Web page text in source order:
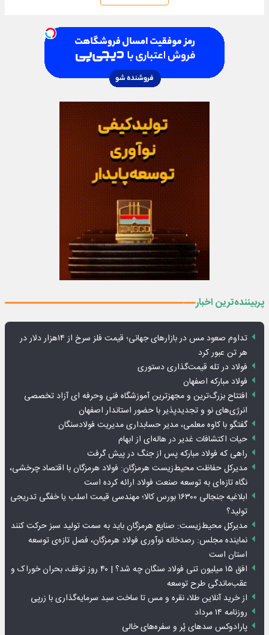
پربیننده‌ترین اخبار
تداوم صعود مس در بازارهای جهانی؛ قیمت فلز سرخ از ۱۴هزار دلار در
هر تن عبور کرد
فولاد در تله قیمت‌گذاری دستوری
فولاد مبارکه اصفهان
افتتاح بزرگ‌ترین و مجهزترین آموزشگاه فنی وحرفه ای آزاد تخصصی
انرژی‌های نو و تجدیدپذیر با حضور استاندار اصفهان
گفتگو با کاوه معلمی، مدیر حسابداری مدیریت فولادسنگان
حیات اکتشافات غدیر در هاله‌ای از ابهام
راهی که فولاد مبارکه پس از جنگ در پیش گرفت
مدیرکل حفاظت محیط‌زیست هرمزگان: فولاد هرمزگان با اقتصاد چرخشی،
نگاه تازه‌ای به توسعه صنعت فولاد ارائه کرده است
ابلاغیه جنجالی ۱۶۳۰۰ بورس کالا؛ مهندسی قیمت اسلب یا خفگی تدریجی
تولید؟
مدیرکل محیط‌زیست: صنایع هرمزگان باید به سمت تولید سبز حرکت کنند
نماینده مجلس: رصدخانه نوآوری فولاد هرمزگان، فصل تازه‌ی توسعه
استان است
افق ۱۵ میلیون تنی فولاد سنگان چه شد؟ | ۴۰ روز توقف، بحران خوراک و
عقب‌ماندگی طرح توسعه
از خرید آنلاین طلا، نقره و مس تا ساخت سبد سرمایه‌گذاری با زرپی
روزنامه ۱۴ مرداد
پارادوکس سدهای پُر و سفره‌های خالی